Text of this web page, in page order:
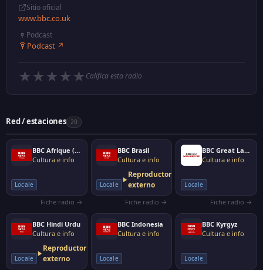
Sitio oficial
www.bbc.co.uk
Podcast
Podcast ↗
★ ★ ★ ★ ★ Califica esta radio
Red / estaciones 20
BBC Afrique (français)
Cultura e info
Locale
Fiche radio →
BBC Brasil
Cultura e info
Locale
Reproductor
externo
Fiche radio →
BBC Great Lakes
Cultura e info
Locale
Fiche radio →
BBC Hindi Urdu
Cultura e info
Locale
Reproductor
externo
BBC Indonesia
Cultura e info
Locale
BBC Kyrgyz
Cultura e info
Locale